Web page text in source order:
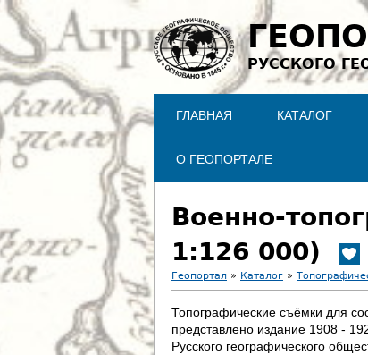
РУССКОГО
ГЛАВНАЯ КАТАЛОГ
О ГЕОПОРТАЛЕ
Военно-
1:126 000)
В
ы
Геопортал » Каталог »
Топографические съёмки для
представлено издание 1908 -
Русского географического